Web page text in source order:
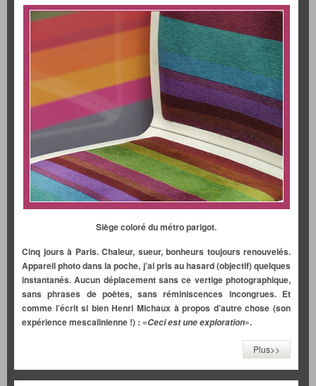
Siège coloré du métro parigot.
Cinq jours à Paris. Chaleur, sueur, bonheurs toujours renouvelés.
Appareil photo dans la poche, j’ai pris au hasard (objectif) quelques
instantanés. Aucun déplacement sans ce vertige photographique,
sans phrases de poètes, sans réminiscences incongrues. Et
comme l’écrit si bien Henri Michaux à propos d’autre chose (son
expérience mescalinienne !) : «Ceci est une exploration».
Plus>>